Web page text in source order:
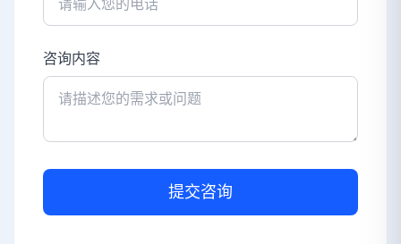
咨询内容
提交咨询